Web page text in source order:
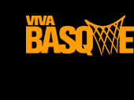
contenido